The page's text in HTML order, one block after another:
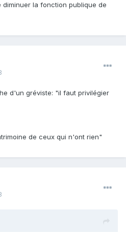
la fonction publique de
d'un gréviste: "il faut privilégier
de ceux qui n'ont rien"